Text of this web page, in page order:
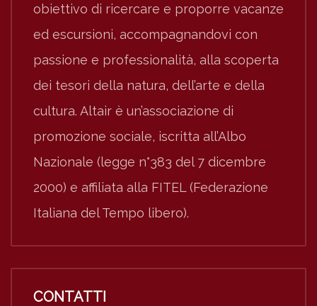
obiettivo di ricercare e proporre vacanze
ed escursioni, accompagnandovi con
passione e professionalità, alla scoperta
dei tesori della natura, dell’arte e della
cultura. Altair è un’associazione di
promozione sociale, iscritta all’Albo
Nazionale (legge n°383 del 7 dicembre
2000) e affiliata alla FITEL (Federazione
Italiana del Tempo libero).
CONTATTI